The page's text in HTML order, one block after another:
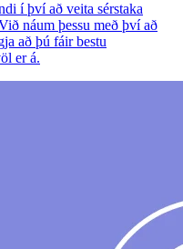
í því að veita sérstaka
náum þessu með því að
að þú fáir bestu
er á.